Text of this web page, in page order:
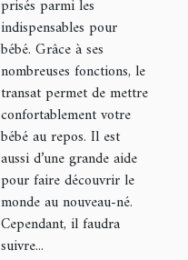
prisés parmi les
indispensables pour
bébé. Grâce à ses
nombreuses fonctions, le
transat permet de mettre
confortablement votre
bébé au repos. Il est
aussi d’une grande aide
pour faire découvrir le
monde au nouveau-né.
Cependant, il faudra
suivre...